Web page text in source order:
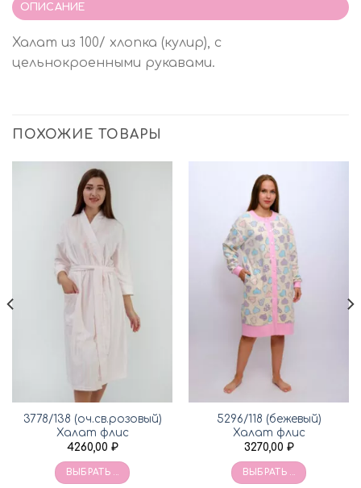
ОПИСАНИЕ
Халат из 100/ хлопка (кулир), с
цельнокроенными рукавами.
ПОХОЖИЕ ТОВАРЫ
3778/138 (оч.св.розовый)
Халат флис
4260,00 ₽
ВЫБРАТЬ ...
5296/118 (бежевый)
Халат флис
3270,00 ₽
ВЫБРАТЬ ...